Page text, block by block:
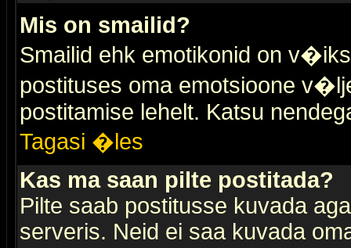
Mis on smailid?
Smailid ehk emotikonid on
postituses oma emotsioone
postitamise lehelt. Katsu
Tagasi �les
Kas ma saan pilte postitada?
Pilte saab postitusse kuvada
serveris. Neid ei saa kuvada